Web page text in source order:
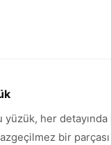
her
bir